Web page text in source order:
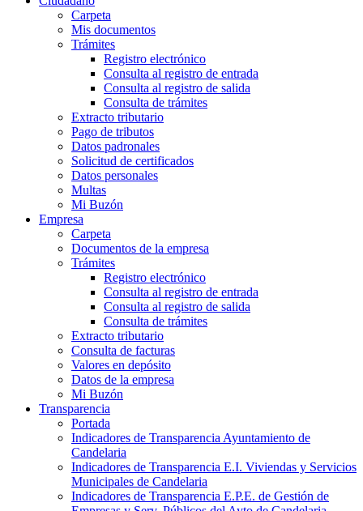
Carpeta
Mis documentos
Trámites
Registro electrónico
Consulta al registro de entrada
Consulta al registro de salida
Consulta de trámites
Extracto tributario
Pago de tributos
Datos padronales
Solicitud de certificados
Datos personales
Multas
Mi Buzón
Empresa
Carpeta
Documentos de la empresa
Trámites
Registro electrónico
Consulta al registro de entrada
Consulta al registro de salida
Consulta de trámites
Extracto tributario
Consulta de facturas
Valores en depósito
Datos de la empresa
Mi Buzón
Transparencia
Portada
Indicadores de Transparencia Ayuntamiento de
Candelaria
Indicadores de Transparencia E.I. Viviendas y Servicios
Municipales de Candelaria
Indicadores de Transparencia E.P.E. de Gestión de